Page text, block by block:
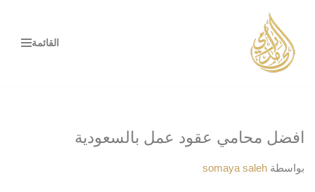
تخطى
إلى
القائمة
افضل محامي عقود عمل بالسعودية
بواسطة somaya saleh